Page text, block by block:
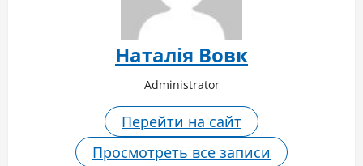
Наталія Вовк
Administrator
Перейти на сайт
Просмотреть все записи